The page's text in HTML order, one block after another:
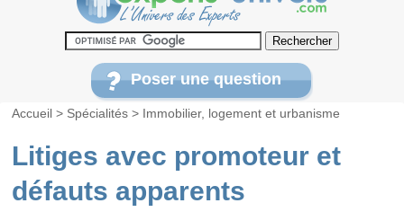
Poser une question
Accueil > Spécialités > Immobilier, logement et urbanisme
Litiges avec promoteur et
défauts apparents